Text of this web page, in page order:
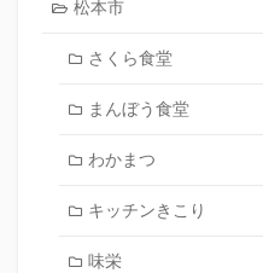
松本市
さくら食堂
まんぼう食堂
わかまつ
キッチンきこり
味栄